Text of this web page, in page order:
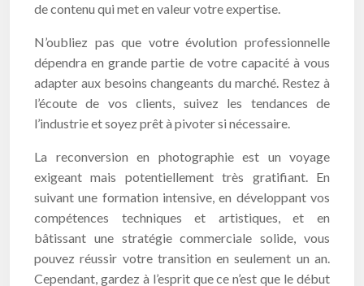
de contenu qui met en valeur votre expertise.
N’oubliez pas que votre évolution professionnelle
dépendra en grande partie de votre capacité à vous
adapter aux besoins changeants du marché. Restez à
l’écoute de vos clients, suivez les tendances de
l’industrie et soyez prêt à pivoter si nécessaire.
La reconversion en photographie est un voyage
exigeant mais potentiellement très gratifiant. En
suivant une formation intensive, en développant vos
compétences techniques et artistiques, et en
bâtissant une stratégie commerciale solide, vous
pouvez réussir votre transition en seulement un an.
Cependant, gardez à l’esprit que ce n’est que le début